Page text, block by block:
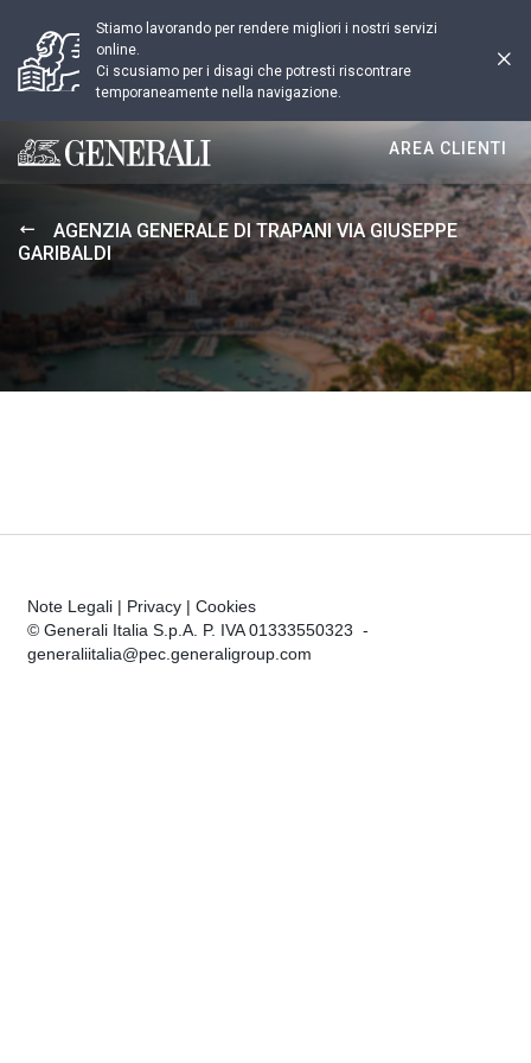
Stiamo lavorando per rendere migliori i nostri servizi
online.
Ci scusiamo per i disagi che potresti riscontrare
temporaneamente nella navigazione.
Generali logo
AREA CLIENTI
AGENZIA GENERALE DI TRAPANI VIA GIUSEPPE
GARIBALDI
Note Legali | Privacy | Cookies
© Generali Italia S.p.A. P. IVA 01333550323 -
generaliitalia@pec.generaligroup.com